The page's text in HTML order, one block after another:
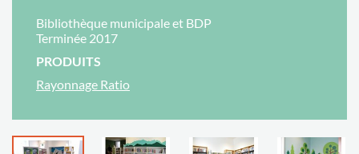
Bibliothèque municipale et BDP
Terminée 2017
PRODUITS
Rayonnage Ratio